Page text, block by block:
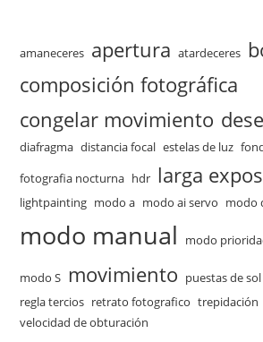
amaneceres apertura atardeceres
composición fotográfica
congelar movimiento
diafragma distancia focal estelas de luz
fotografia nocturna hdr larga
lightpainting modo a modo ai servo modo
modo manual modo
modo S movimiento puestas de sol
regla tercios retrato fotografico trepidación
velocidad de obturación